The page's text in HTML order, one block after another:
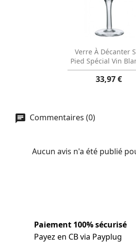
Aperçu
Verre À Décanter
Pied Spécial Vin
33,97 €
Commentaires (0)
Aucun avis n'a été publié
Paiement 100% sécurisé
Payez en CB via Payplug